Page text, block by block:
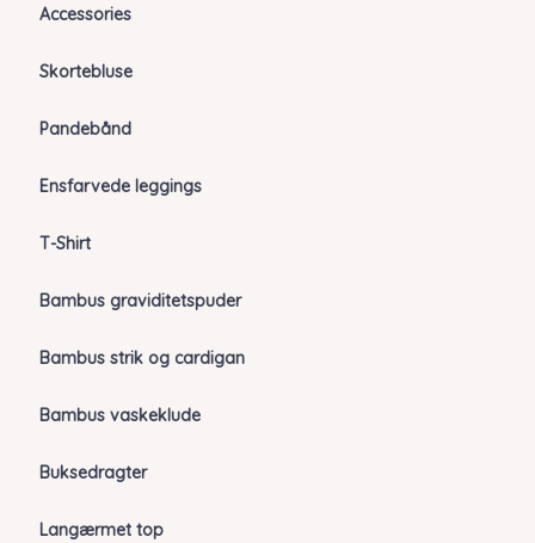
Accessories
Skortebluse
Pandebånd
Ensfarvede leggings
T-Shirt
Bambus graviditetspuder
Bambus strik og cardigan
Bambus vaskeklude
Buksedragter
Langærmet top